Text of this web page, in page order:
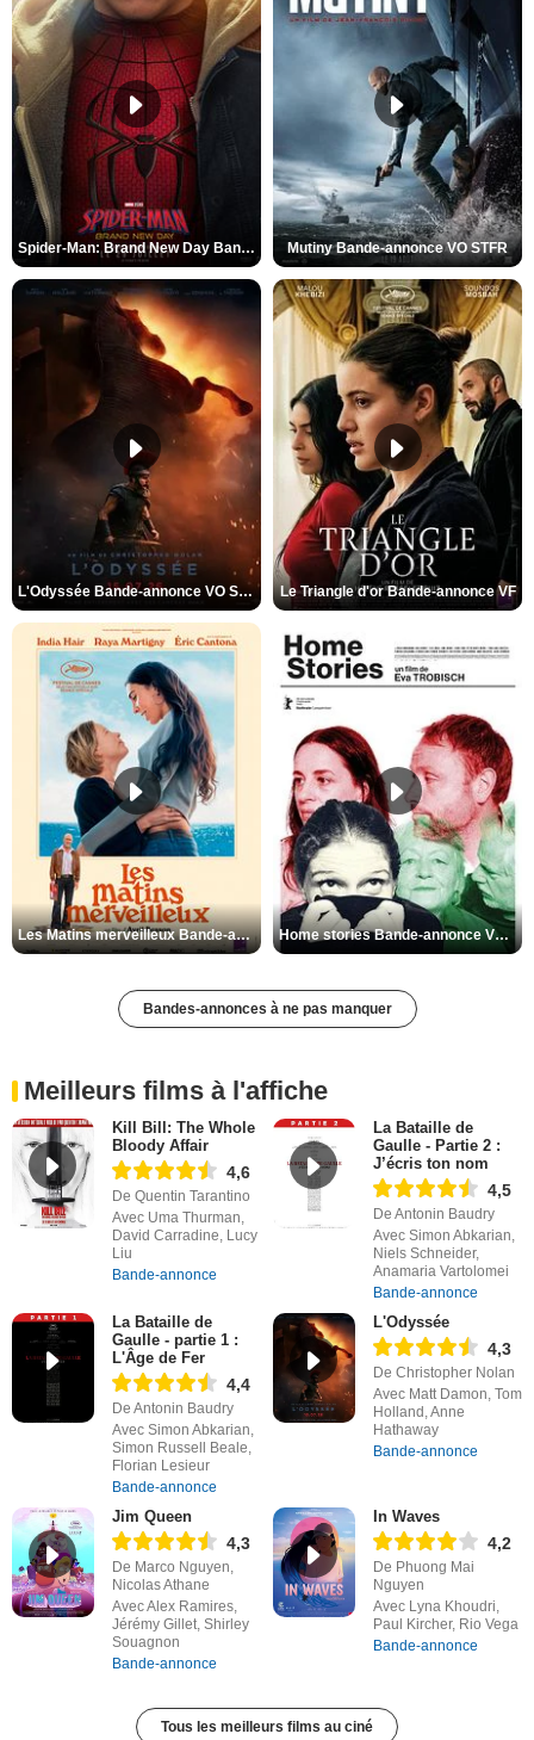
Spider-Man: Brand New Day Bande-annonce VO STFR Mutiny Bande-annonce VO STFR
L'Odyssée Bande-annonce VO STFR Le Triangle d'or Bande-annonce VF
Les Matins merveilleux Bande-annonce VF Home stories Bande-annonce VO STFR
Bandes-annonces à ne pas manquer
Meilleurs films à l'affiche
Kill Bill: The Whole
Bloody Affair
4,6
De Quentin Tarantino
Avec Uma Thurman,
David Carradine, Lucy
Liu
Bande-annonce
La Bataille de
Gaulle - Partie 2 :
J’écris ton nom
4,5
De Antonin Baudry
Avec Simon Abkarian,
Niels Schneider,
Anamaria Vartolomei
Bande-annonce
La Bataille de
Gaulle - partie 1 :
L'Âge de Fer
4,4
De Antonin Baudry
Avec Simon Abkarian,
Simon Russell Beale,
Florian Lesieur
Bande-annonce
L'Odyssée
4,3
De Christopher Nolan
Avec Matt Damon, Tom
Holland, Anne
Hathaway
Bande-annonce
Jim Queen
4,3
De Marco Nguyen,
Nicolas Athane
Avec Alex Ramires,
Jérémy Gillet, Shirley
Souagnon
Bande-annonce
In Waves
4,2
De Phuong Mai
Nguyen
Avec Lyna Khoudri,
Paul Kircher, Rio Vega
Bande-annonce
Tous les meilleurs films au ciné